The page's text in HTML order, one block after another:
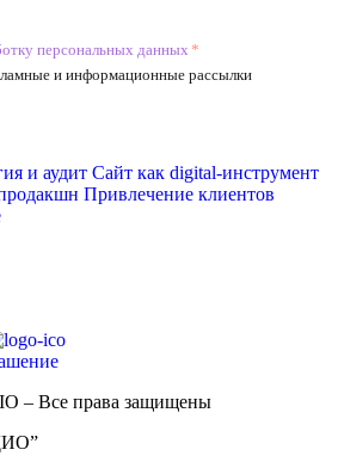
персональных данных *
и информационные рассылки
и аудит Сайт как digital-инструмент
Привлечение клиентов
– Все права защищены